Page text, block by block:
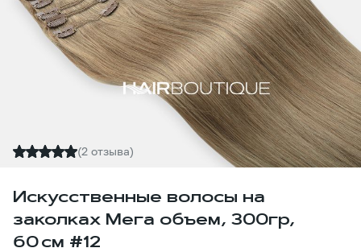
(2 отзыва)
Искусственные волосы на
заколках Мега объем, 300гр,
60 см #12